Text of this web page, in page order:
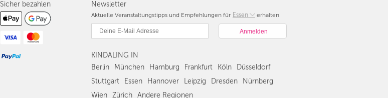
Newsletter
Aktuelle Veranstaltungstipps und Empfehlungen für Essen
Berlin
Hamburg
Köln
erhalten.
KINDALING IN
Berlin
München Hamburg Frankfurt Köln
Düsseldorf
Stuttgart
Essen Hannover Leipzig Dresden
Nürnberg
Wien
Zürich Andere Regionen
Sicher bezahlen